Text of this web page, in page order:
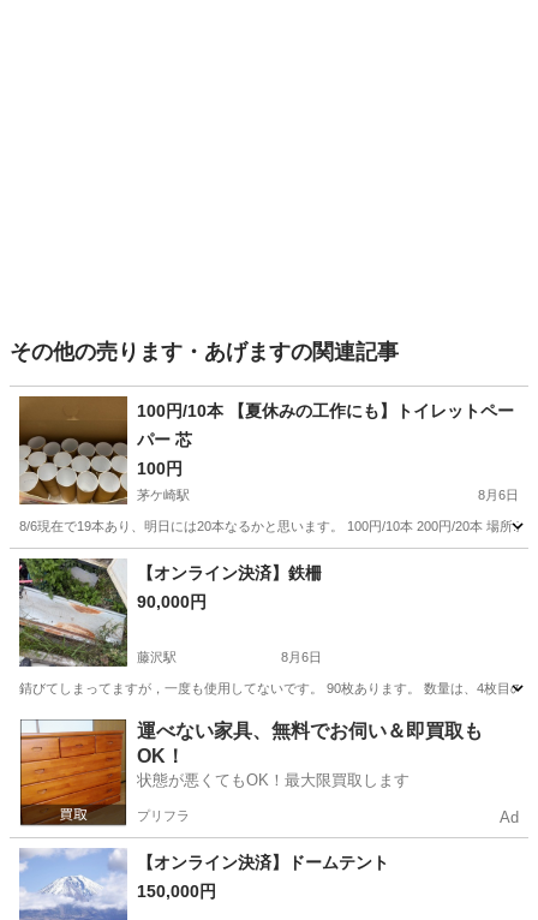
その他の売ります・あげますの関連記事
100円/10本 【夏休みの工作にも】トイレットペー
パー 芯
100円
茅ケ崎駅 8月6日
8/6現在で19本あり、明日には20本なるかと思います。 100円/10本 200円/20本 場所:
神奈川 茅ヶ崎市 茅ケ崎駅 その他
【オンライン決済】鉄柵
90,000円
藤沢駅 8月6日
錆びてしまってますが，一度も使用してないです。 90枚あります。 数量は、4枚目の
神奈川 藤沢市 藤沢駅 その他
運べない家具、無料でお伺い＆即買取も
OK！
状態が悪くてもOK！最大限買取します
プリフラ Ad
【オンライン決済】ドームテント
150,000円